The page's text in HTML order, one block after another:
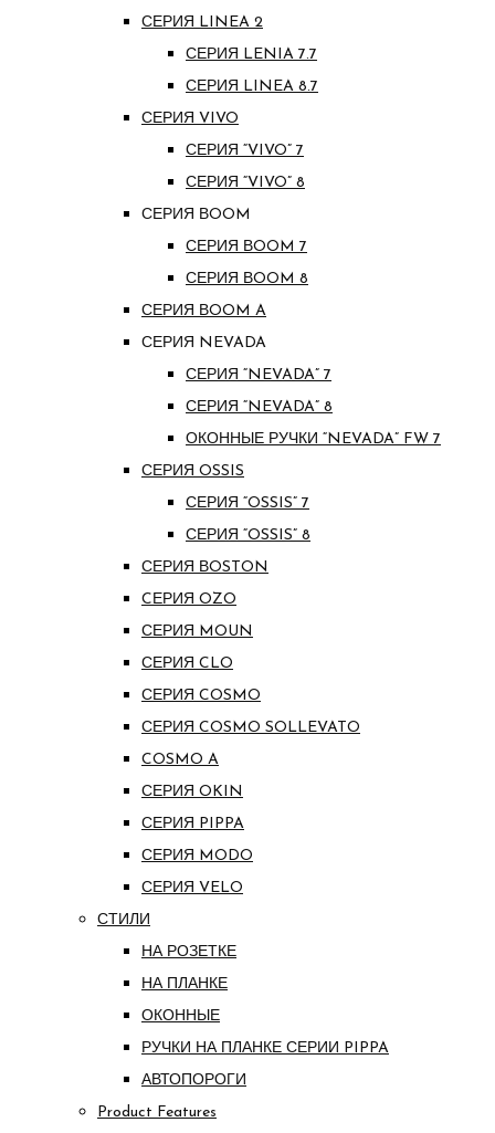
СЕРИЯ LINEA 2
СЕРИЯ LENIA 7.7
СЕРИЯ LINEA 8.7
СЕРИЯ VIVO
СЕРИЯ “VIVO” 7
СЕРИЯ “VIVO” 8
СЕРИЯ ВOOM
СЕРИЯ ВOOM 7
СЕРИЯ ВOOM 8
СЕРИЯ ВOOM A
СЕРИЯ NEVADA
СЕРИЯ “NEVADA” 7
СЕРИЯ “NEVADA” 8
ОКОННЫЕ РУЧКИ “NEVADA” FW 7
СЕРИЯ OSSIS
СЕРИЯ “OSSIS” 7
СЕРИЯ “OSSIS” 8
СЕРИЯ ВOSTON
CЕРИЯ OZO
СЕРИЯ MOUN
СЕРИЯ CLO
СЕРИЯ COSMO
СЕРИЯ COSMO SOLLEVATO
COSMO A
СЕРИЯ OKIN
СЕРИЯ PIPPA
СЕРИЯ MODO
СЕРИЯ VELO
СТИЛИ
НА РОЗЕТКЕ
НА ПЛАНКЕ
ОКОННЫЕ
РУЧКИ НА ПЛАНКЕ СЕРИИ PIPPA
АВТОПОРОГИ
Product Features